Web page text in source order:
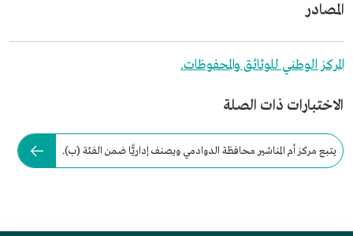
المصادر
المركز الوطني للوثائق والمحفوظات.
الاختبارات ذات الصلة
يتبع مركز أم المناشير محافظة الدوادمي ويصنف إداريًّا ضمن الفئة (ب).